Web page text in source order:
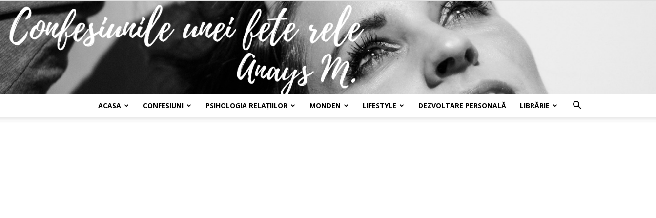
ACASA CONFESIUNI PSIHOLOGIA RELAȚIILOR MONDEN LIFESTYLE DEZVOLTARE PERSONALĂ LIBRĂRIE